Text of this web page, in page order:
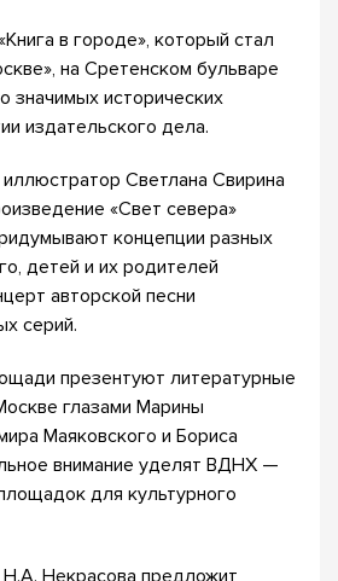
в городе», который стал
на Сретенском бульваре
значимых исторических
издательского дела.
Светлана Свирина
«Свет севера»
концепции разных
детей и их родителей
авторской песни
серий.
презентуют литературные
глазами Марины
Маяковского и Бориса
внимание уделят ВДНХ —
для культурного
Некрасова предложит